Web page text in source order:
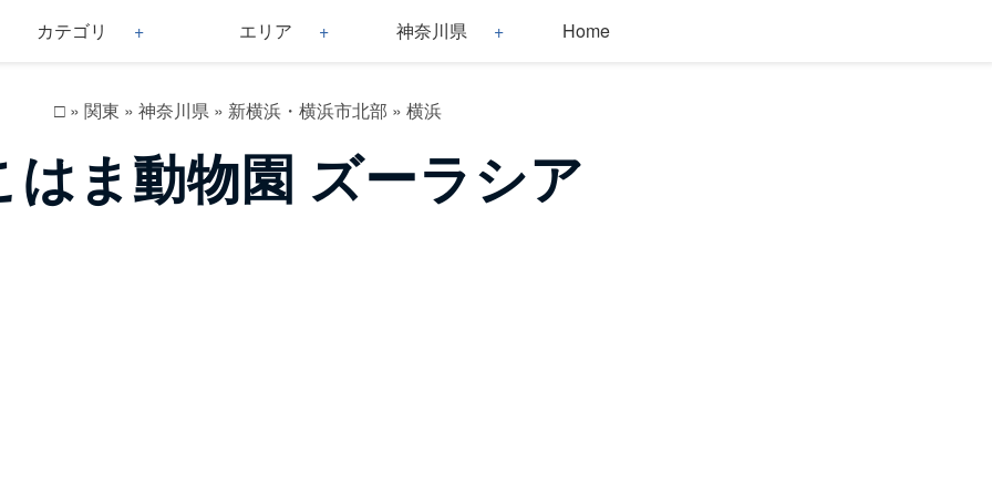
カテゴリ エリア 神奈川県 Home
□ » 関東 » 神奈川県 » 新横浜・横浜市北部 » 横浜
はま動物園 ズーラシア